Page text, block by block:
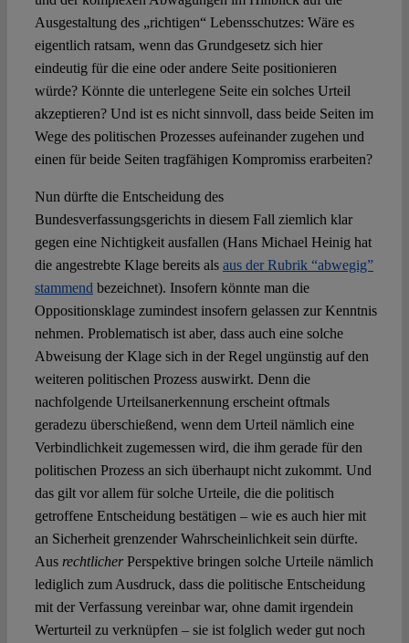
Ausgestaltung des „richtigen“ Lebensschutzes: Wäre es
eigentlich ratsam, wenn das Grundgesetz sich hier
eindeutig für die eine oder andere Seite positionieren
würde? Könnte die unterlegene Seite ein solches Urteil
akzeptieren? Und ist es nicht sinnvoll, dass beide Seiten im
Wege des politischen Prozesses aufeinander zugehen und
einen für beide Seiten tragfähigen Kompromiss erarbeiten?
Nun dürfte die Entscheidung des
Bundesverfassungsgerichts in diesem Fall ziemlich klar
gegen eine Nichtigkeit ausfallen (Hans Michael Heinig hat
die angestrebte Klage bereits als aus der Rubrik “abwegig”
stammend bezeichnet). Insofern könnte man die
Oppositionsklage zumindest insofern gelassen zur Kenntnis
nehmen. Problematisch ist aber, dass auch eine solche
Abweisung der Klage sich in der Regel ungünstig auf den
weiteren politischen Prozess auswirkt. Denn die
nachfolgende Urteilsanerkennung erscheint oftmals
geradezu überschießend, wenn dem Urteil nämlich eine
Verbindlichkeit zugemessen wird, die ihm gerade für den
politischen Prozess an sich überhaupt nicht zukommt. Und
das gilt vor allem für solche Urteile, die die politisch
getroffene Entscheidung bestätigen – wie es auch hier mit
an Sicherheit grenzender Wahrscheinlichkeit sein dürfte.
Aus rechtlicherPerspektive bringen solche Urteile nämlich
lediglich zum Ausdruck, dass die politische Entscheidung
mit der Verfassung vereinbar war, ohne damit irgendein
Werturteil zu verknüpfen – sie ist folglich weder gut noch